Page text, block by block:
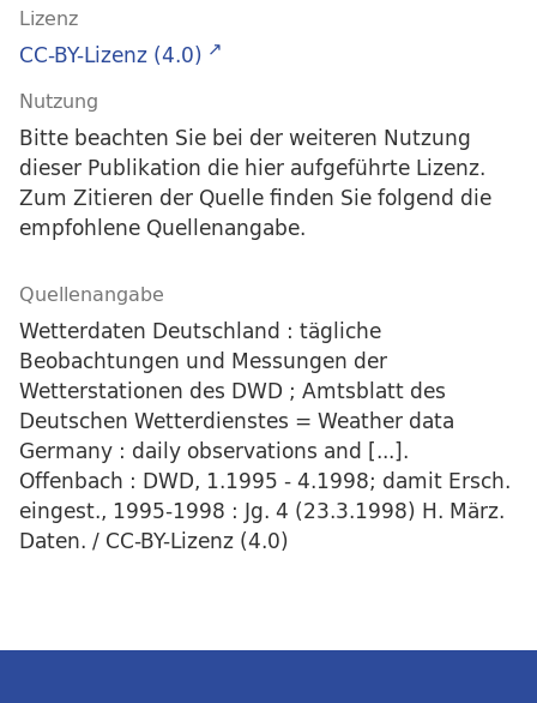
Lizenz
CC-BY-Lizenz (4.0)
Nutzung
Bitte beachten Sie bei der weiteren Nutzung
dieser Publikation die hier aufgeführte Lizenz.
Zum Zitieren der Quelle finden Sie folgend die
empfohlene Quellenangabe.
Quellenangabe
Wetterdaten Deutschland : tägliche
Beobachtungen und Messungen der
Wetterstationen des DWD ; Amtsblatt des
Deutschen Wetterdienstes = Weather data
Germany : daily observations and [...].
Offenbach : DWD, 1.1995 - 4.1998; damit Ersch.
eingest., 1995-1998 : Jg. 4 (23.3.1998) H. März.
Daten. / CC-BY-Lizenz (4.0)